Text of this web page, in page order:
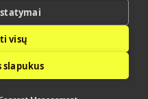
visų
slapukus